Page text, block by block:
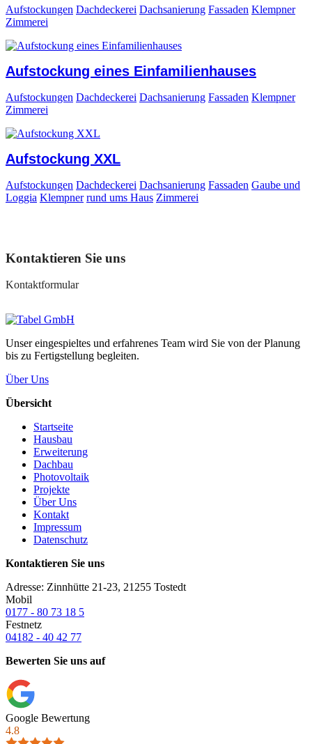
Aufstockungen Dachdeckerei Dachsanierung Fassaden Klempner
Zimmerei
Aufstockung eines Einfamilienhauses
Aufstockungen Dachdeckerei Dachsanierung Fassaden Klempner
Zimmerei
Aufstockung XXL
Aufstockungen Dachdeckerei Dachsanierung Fassaden Gaube und
Loggia Klempner rund ums Haus Zimmerei
Kontaktieren Sie uns
Kontaktformular
Unser eingespieltes und erfahrenes Team wird Sie von der Planung
bis zu Fertigstellung begleiten.
Über Uns
Übersicht
Startseite
Hausbau
Erweiterung
Dachbau
Photovoltaik
Projekte
Über Uns
Kontakt
Impressum
Datenschutz
Kontaktieren Sie uns
Adresse: Zinnhütte 21-23, 21255 Tostedt
Mobil
0177 - 80 73 18 5
Festnetz
04182 - 40 42 77
Bewerten Sie uns auf
Google Bewertung
4.8